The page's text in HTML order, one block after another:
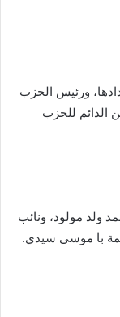
ورئيس الحزب
الدائم للحزب
ولد مولود، ونائب
با موسى سيدي.